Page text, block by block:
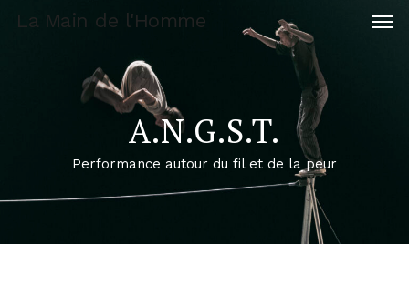
La Main de l'Homme
A.N.G.S.T.
Performance autour du fil et de la peur